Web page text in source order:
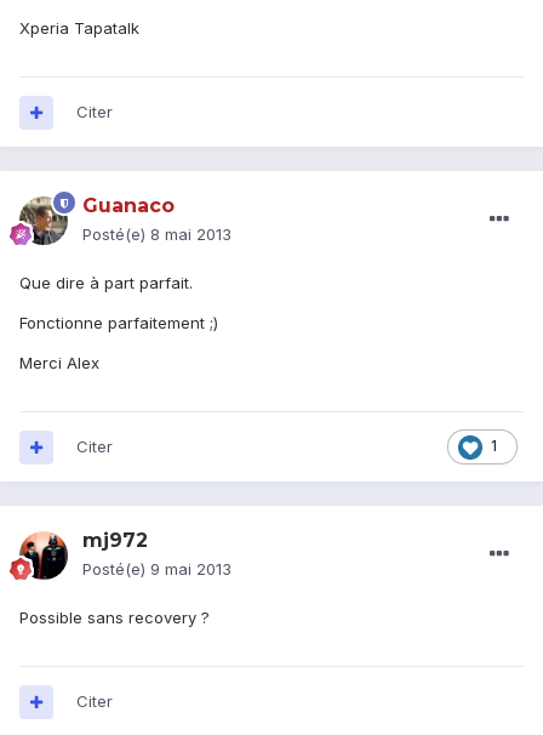
Xperia Tapatalk
Citer
Guanaco
Posté(e) 8 mai 2013
Que dire à part parfait.
Fonctionne parfaitement ;)
Merci Alex
1
Citer
mj972
Posté(e) 9 mai 2013
Possible sans recovery ?
Citer